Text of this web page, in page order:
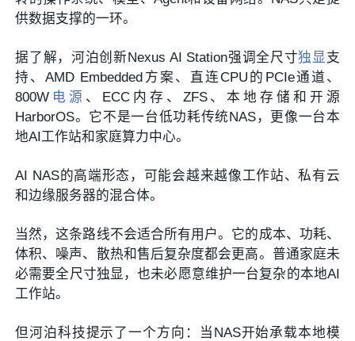
供数据支撑的一环。
据了解，河泊创新Nexus AI Station强调全尺寸独显支
持、AMD Embedded方案、直连CPU的PCIe通道、
800W 电源 、ECC内存、ZFS、本地存储和开源
HarborOS。它不是一台低功耗传统NAS，更像一台本
地AI工作站和家庭算力中心。
AI NAS的高端形态，可能会越来越像工作站、私有云
和边缘服务器的混合体。
当然，这条路线不会适合所有用户。它的成本、功耗、
体积、噪声、散热和售后复杂度都会更高。普通家庭未
必需要全尺寸独显，也未必愿意维护一台复杂的本地AI
工作站。
但河泊科技提示了一个方向：当NAS开始承载本地模